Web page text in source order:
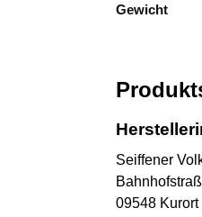
Gewicht
Seiffener
09548 Kurort